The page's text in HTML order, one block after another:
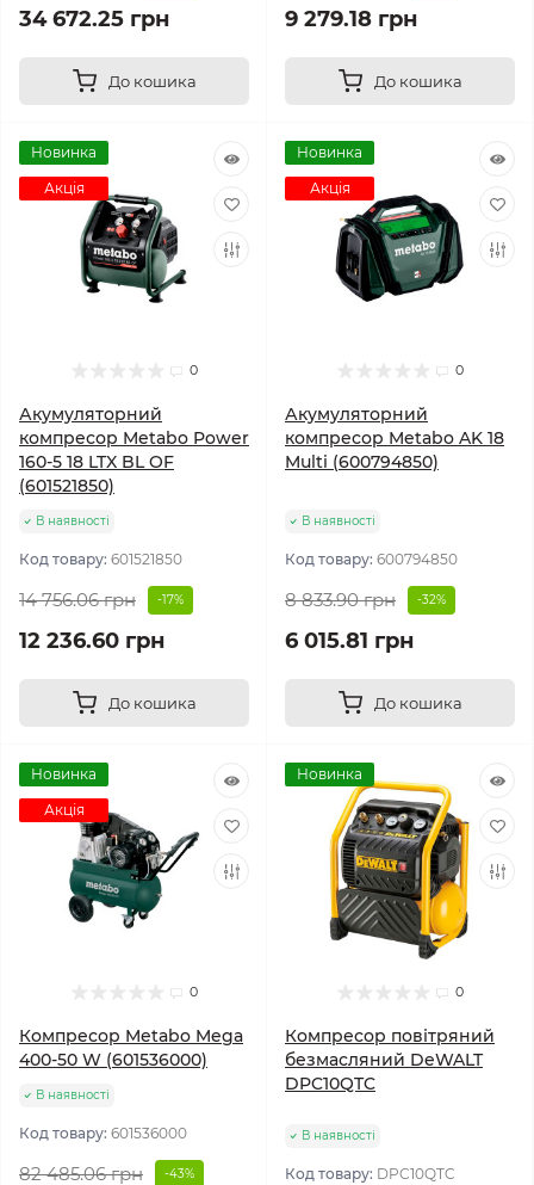
34 672.25 грн
До кошика
9 279.18 грн
До кошика
Новинка
Акція
0
Акумуляторний
компресор Metabo Power
160-5 18 LTX BL OF
(601521850)
В наявності
Код товару: 601521850
14 756.06 грн -17%
12 236.60 грн
До кошика
Новинка
Акція
0
Акумуляторний
компресор Metabo AK 18
Multi (600794850)
В наявності
Код товару: 600794850
8 833.90 грн -32%
6 015.81 грн
До кошика
Новинка
Акція
0
Компресор Metabo Mega
400-50 W (601536000)
В наявності
Код товару: 601536000
82 485.06 грн -43%
Новинка
0
Компресор повітряний
безмасляний DeWALT
DPC10QTC
В наявності
Код товару: DPC10QTC